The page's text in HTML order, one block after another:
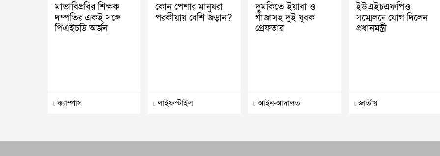
মাভাবিপ্রবির শিক্ষক
দম্পতির একই সঙ্গে
পিএইচডি অর্জন
ক্যাম্পাস
কোন পেশার মানুষরা
পরকীয়ায় বেশি জড়ান?
লাইফস্টাইল
দুমকিতে ইয়াবা ও
গাঁজাসহ দুই যুবক
গ্রেফতার
আইন-আদালত
ইউএইচএফপিও
সম্মেলনে যোগ দিলেন
প্রধানমন্ত্রী
জাতীয়